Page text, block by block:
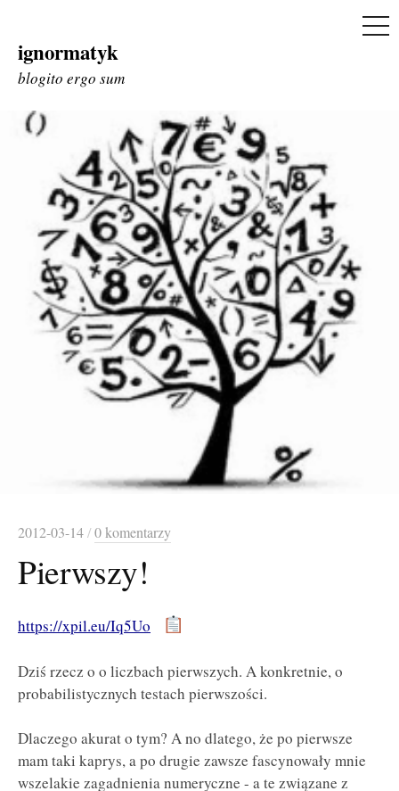
Skip
to
ignormatyk
blogito ergo sum
2012-03-14/0 komentarzy
Pierwszy!
https://xpil.eu/Iq5Uo
Dziś rzecz o o liczbach pierwszych. A konkretnie, o
probabilistycznych testach pierwszości.
Dlaczego akurat o tym? A no dlatego, że po pierwsze
mam taki kaprys, a po drugie zawsze fascynowały mnie
wszelakie zagadnienia numeryczne - a te związane z